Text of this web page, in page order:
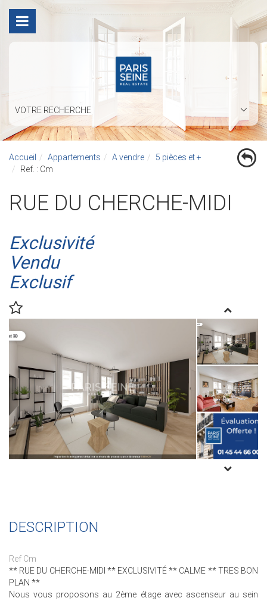
VOTRE RECHERCHE
Accueil Appartements A vendre
5 pièces et +
Ref. : Cm
RUE DU CHERCHE-MIDI
Exclusivité
Vendu
Exclusif
DESCRIPTION
Ref Cm
** RUE DU CHERCHE-MIDI ** EXCLUSIVITÉ ** CALME ** TRES BON
PLAN **
Nous vous proposons au 2ème étage avec ascenseur au sein